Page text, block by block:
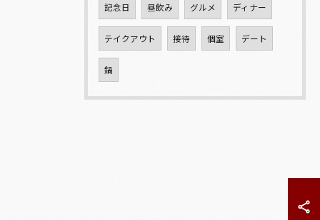
記念日 昼飲み グルメ ディナー
テイクアウト 接待 個室 デート
鍋